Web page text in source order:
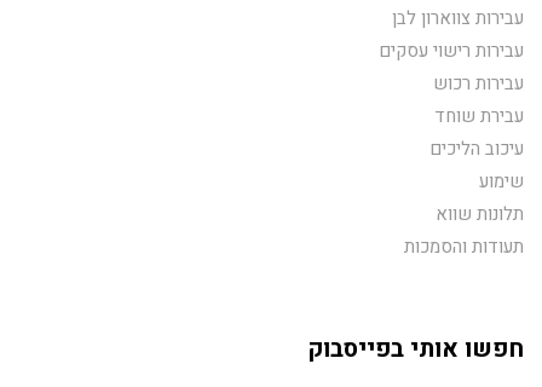
עבירות צווארון לבן
עבירות רישוי עסקים
עבירות רכוש
עבירת שוחד
עיכוב הליכים
שימוע
תלונות שווא
תעודות והסמכות
חפשו אותי בפייסבוק